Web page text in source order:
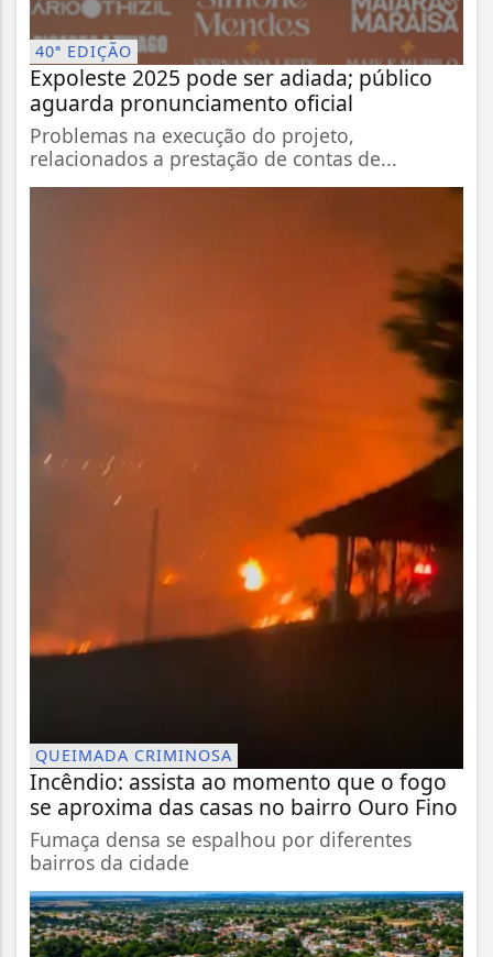
40ª EDIÇÃO
Expoleste 2025 pode ser adiada; público
aguarda pronunciamento oficial
Problemas na execução do projeto,
relacionados a prestação de contas de...
QUEIMADA CRIMINOSA
Incêndio: assista ao momento que o fogo
se aproxima das casas no bairro Ouro Fino
Fumaça densa se espalhou por diferentes
bairros da cidade